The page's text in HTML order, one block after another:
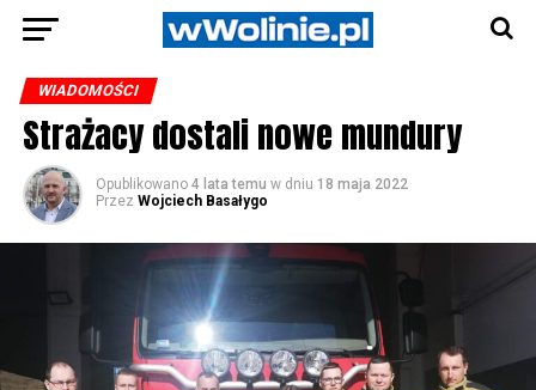
WIADOMOŚCI
Strażacy dostali nowe mundury
Opublikowano 4 lata temu w dniu 18 maja 2022
Przez Wojciech Basałygo